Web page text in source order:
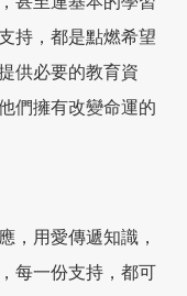
持，都是點燃希望
供必要的教育資
們擁有改變命運的
，用愛傳遞知識，
每一份支持，都可